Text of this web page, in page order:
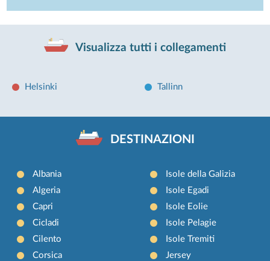
Visualizza tutti i collegamenti
Helsinki Tallinn
DESTINAZIONI
Albania
Algeria
Capri
Cicladi
Cilento
Corsica
Isole della Galizia
Isole Egadi
Isole Eolie
Isole Pelagie
Isole Tremiti
Jersey